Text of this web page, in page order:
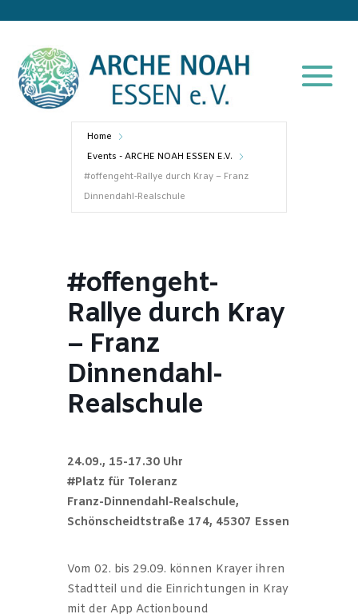
Home
Events - ARCHE NOAH ESSEN E.V.
#offengeht-Rallye durch Kray – Franz
Dinnendahl-Realschule
#offengeht-
Rallye durch Kray
– Franz
Dinnendahl-
Realschule
24.09., 15-17.30 Uhr
#Platz für Toleranz
Franz-Dinnendahl-Realschule,
Schönscheidtstraße 174, 45307 Essen
Vom 02. bis 29.09. können Krayer ihren
Stadtteil und die Einrichtungen in Kray
mit der App Actionbound